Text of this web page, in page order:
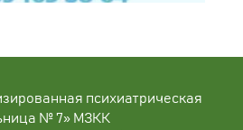
психиатрическая
№ 7» МЗКК